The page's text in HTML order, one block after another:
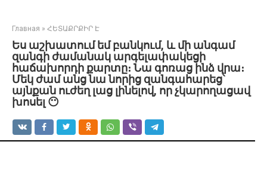
Главная » ՀԵՏԱՔՐՔԻՐ Է
Ես աշխատում եմ բանկում, և մի անգամ
զանգի ժամանակ արգելափակեցի
հաճախորդի քարտը։ Նա գոռաց ինձ վրա։
Մեկ ժամ անց նա նորից զանգահարեց՝
այնքան ուժեղ լաց լինելով, որ չկարողացավ
խոսել 😶